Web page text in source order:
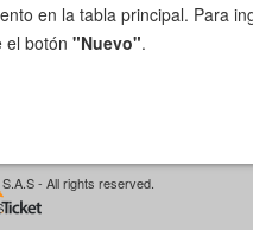
en la tabla principal. Para
el botón "Nuevo".
- All rights reserved.